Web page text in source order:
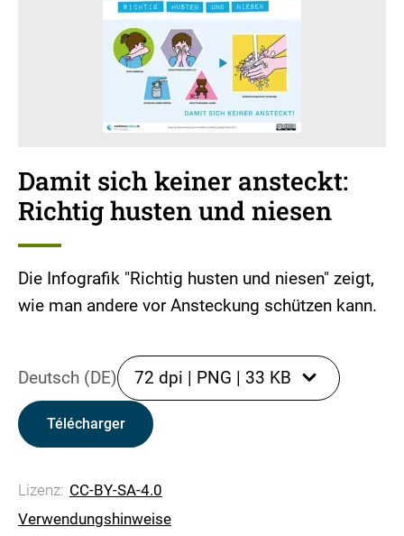
Damit sich keiner ansteckt:
Richtig husten und niesen
Die Infografik "Richtig husten und niesen" zeigt,
wie man andere vor Ansteckung schützen kann.
Deutsch (DE) 72 dpi | PNG | 33 KB
Télécharger
Lizenz: CC-BY-SA-4.0
Verwendungshinweise